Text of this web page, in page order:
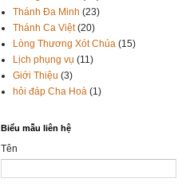
Thánh Đa Minh (23)
Thánh Ca Việt (20)
Lòng Thương Xót Chúa (15)
Lịch phụng vụ (11)
Giới Thiệu (3)
hỏi đáp Cha Hoà (1)
Biểu mẫu liên hệ
Tên